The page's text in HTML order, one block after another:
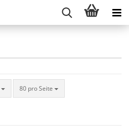
80 pro Seite
pro Seite